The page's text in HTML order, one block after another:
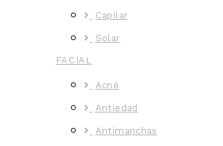
Capilar
Solar
FACIAL
Acné
Antiedad
Antimanchas